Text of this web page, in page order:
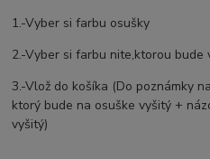
1.-Vyber si farbu osušky
2.-Vyber si farbu nite,ktorou bude
3.-Vlož do košíka (Do poznámky
ktorý bude na osuške vyšitý +
vyšitý)